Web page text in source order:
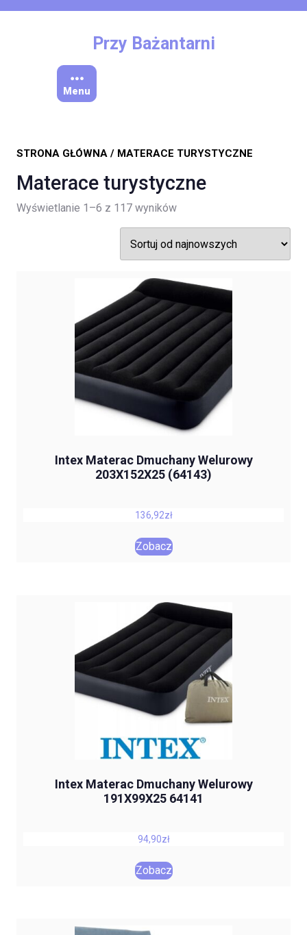
Przy Bażantarni
Menu
STRONA GŁÓWNA / MATERACE TURYSTYCZNE
Materace turystyczne
Wyświetlanie 1–6 z 117 wynikówPosortowane
najnowszych
Intex Materac Dmuchany Welurowy
203X152X25 (64143)
136,92zł
Zobacz
Intex Materac Dmuchany Welurowy
191X99X25 64141
94,90zł
Zobacz